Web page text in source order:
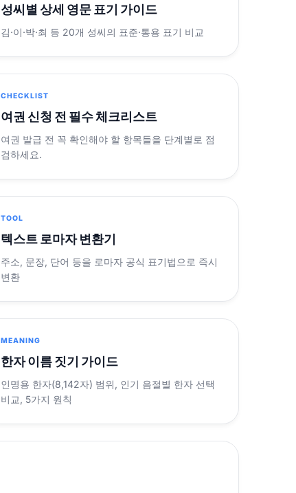
성씨별 상세 영문 표기 가이드
김·이·박·최 등 20개 성씨의 표준·통용 표기 비교
CHECKLIST
여권 신청 전 필수 체크리스트
여권 발급 전 꼭 확인해야 할 항목들을 단계별로 점
검하세요.
TOOL
텍스트 로마자 변환기
주소, 문장, 단어 등을 로마자 공식 표기법으로 즉시
변환
MEANING
한자 이름 짓기 가이드
인명용 한자(8,142자) 범위, 인기 음절별 한자 선택
비교, 5가지 원칙